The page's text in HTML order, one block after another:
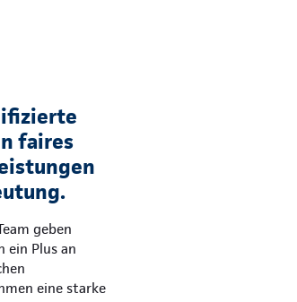
faires
geben
ein Plus an
eine starke